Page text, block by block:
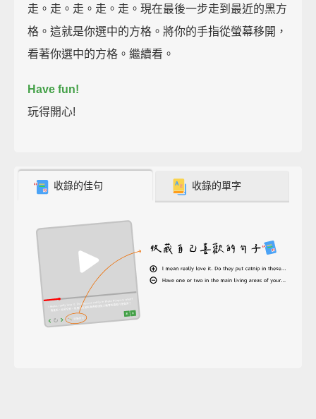
走。走。走。走。走。現在最後一步走到最近的黑方
格。這就是你選中的方格。將你的手指從螢幕移開，
看著你選中的方格。繼續看。
Have fun!
玩得開心!
收錄的佳句 收錄的單字